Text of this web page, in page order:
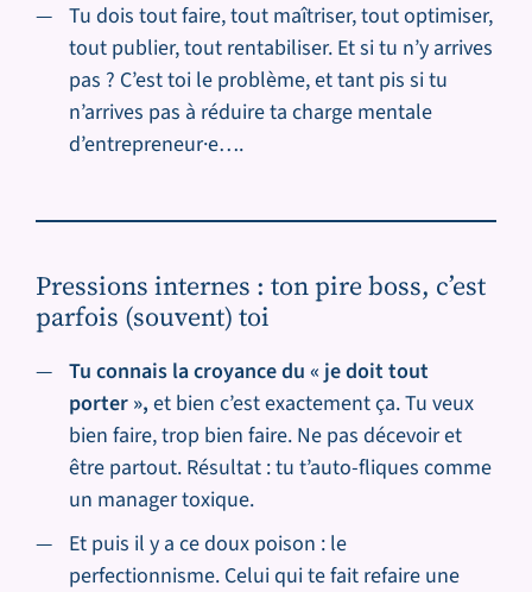
Tu dois tout faire, tout maîtriser, tout optimiser,
tout publier, tout rentabiliser. Et si tu n’y arrives
pas ? C’est toi le problème, et tant pis si tu
n’arrives pas à réduire ta charge mentale
d’entrepreneur·e….
Pressions internes : ton pire boss, c’est
parfois (souvent) toi
Tu connais la croyance du « je doit tout
porter », et bien c’est exactement ça. Tu veux
bien faire, trop bien faire. Ne pas décevoir et
être partout. Résultat : tu t’auto-fliques comme
un manager toxique.
Et puis il y a ce doux poison : le
perfectionnisme. Celui qui te fait refaire une